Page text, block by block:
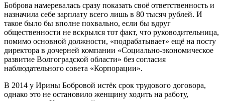
Боброва намеревалась сразу показать своё ответственность и
назначила себе зарплату всего лишь в 80 тысяч рублей. И
такое было бы вполне похвально, если бы вдруг
общественности не вскрылся тот факт, что руководительница,
помимо основной должности, «подрабатывает» ещё на посту
директора в дочерней компании «Социально-экономическое
развитие Волгоградской области» без согласия
наблюдательного совета «Корпорации».
В 2014 у Ирины Бобровой истёк срок трудового договора,
однако это не остановило женщину ходить на работу,